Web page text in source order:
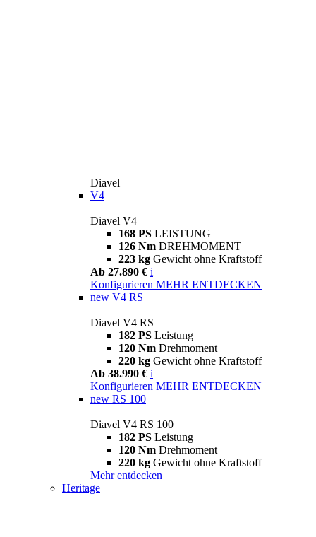
Diavel
V4
Diavel V4
168 PS LEISTUNG
126 Nm DREHMOMENT
223 kg Gewicht ohne Kraftstoff
Ab 27.890 € i
Konfigurieren MEHR ENTDECKEN
new V4 RS
Diavel V4 RS
182 PS Leistung
120 Nm Drehmoment
220 kg Gewicht ohne Kraftstoff
Ab 38.990 € i
Konfigurieren MEHR ENTDECKEN
new RS 100
Diavel V4 RS 100
182 PS Leistung
120 Nm Drehmoment
220 kg Gewicht ohne Kraftstoff
Mehr entdecken
Heritage